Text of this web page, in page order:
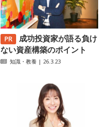
成功投資家が語る負け
ない資産構築のポイント
知識・教養 | 26.3.23